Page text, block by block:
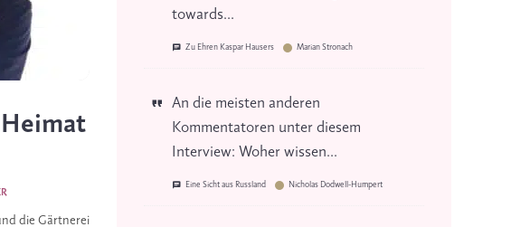
die Gärtnerei
towards...
Zu Ehren Kaspar Hausers Marian Stronach
An die meisten anderen
Kommentatoren unter diesem
Interview: Woher wissen...
Eine Sicht aus Russland Nicholas Dodwell-Humpert